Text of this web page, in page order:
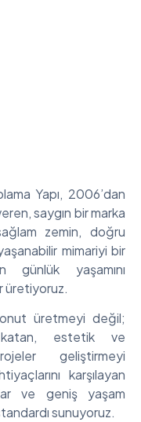
Yapı, 2006’dan
saygın bir marka
zemin, doğru
mimariyi bir
günlük yaşamını
üretiyoruz.
üretmeyi değil;
estetik ve
geliştirmeyi
karşılayan
ve geniş yaşam
sunuyoruz.